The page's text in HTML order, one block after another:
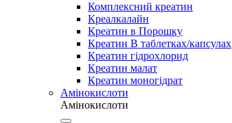
Комплексний креатин
Креалкалайн
Креатин в Порошку
Креатин В таблетках/капсулах
Креатин гідрохлорид
Креатин малат
Креатин моногідрат
Амінокислоти
Амінокислоти